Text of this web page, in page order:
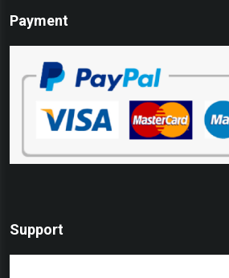
Payment
Support